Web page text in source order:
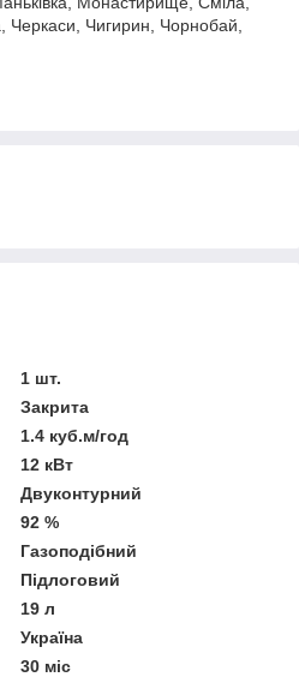
Черкаси, Чигирин, Чорнобай,
1 шт.
Закрита
1.4 куб.м/год
12 кВт
Двуконтурний
92 %
Газоподібний
Підлоговий
19 л
Україна
30 міс